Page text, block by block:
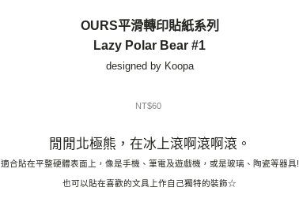
OURS平滑轉印貼紙系列
Lazy Polar Bear #1
designed by Koopa
NT$60
閒閒北極熊，在冰上滾啊滾啊滾。
適合貼在平整硬體表面上，像是手機、筆電及遊戲機，或是玻璃、陶瓷等器具!
也可以貼在喜歡的文具上作自己獨特的裝飾☆